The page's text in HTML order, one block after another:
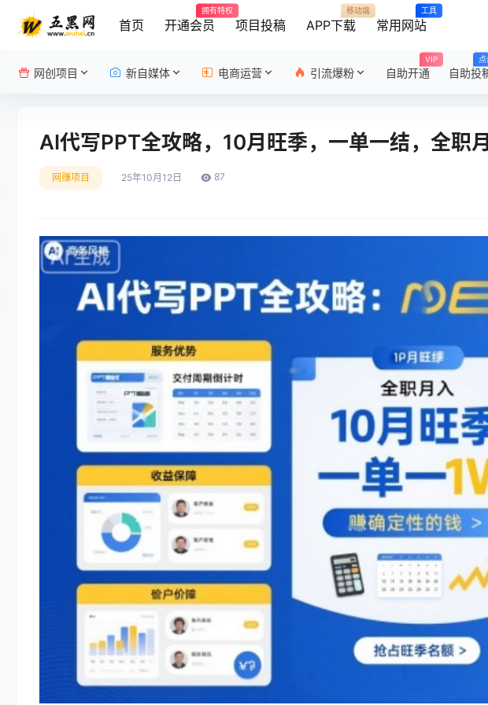
首页 开通会员
拥有特权
项目投稿 APP下载
移动端
常用网站
工具
网创项目 新自媒体 电商运营 引流爆粉 自助开通
VIP
自助投
点
AI代写PPT全攻略，10月旺季，一单一结，全职
网赚项目 25年10月12日 87